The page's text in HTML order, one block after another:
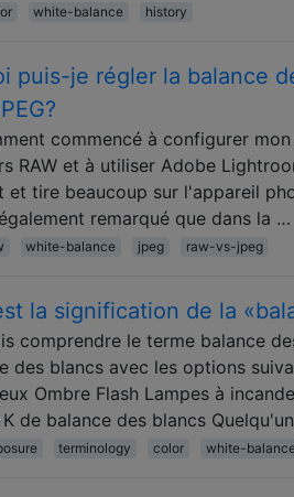
white-balance history
puis-je régler la balance
commencé à configurer
RAW et à utiliser Adobe
et tire beaucoup sur l'appareil
remarqué que dans la …
white-balance jpeg raw-vs-jpeg
la signification de la
comprendre le terme balance
des blancs avec les options
Ombre Flash Lampes à
K de balance des blancs
terminology color white-